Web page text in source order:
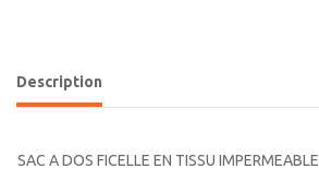
Description
SAC A DOS FICELLE EN TISSU IMPERMEABLE